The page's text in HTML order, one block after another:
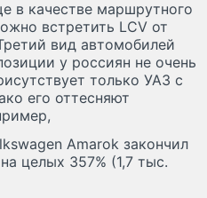
в качестве маршрутного
встретить LCV от
вид автомобилей
у россиян не очень
только УАЗ с
его оттесняют
Amarok закончил
целых 357% (1,7 тыс.